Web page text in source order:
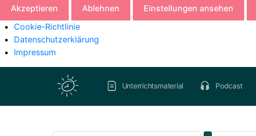
Akzeptieren Ablehnen Einstellungen ansehen
Cookie-Richtlinie
Datenschutzerklärung
Impressum
Unterrichtsmaterial Podcast